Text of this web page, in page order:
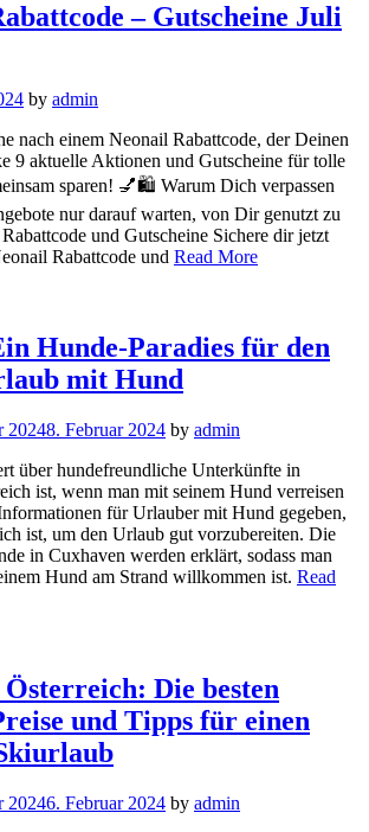
– Gutscheine Juli
by admin
nach einem Neonail Rabattcode, der Deinen
9 aktuelle Aktionen und Gutscheine für tolle
sparen! 💅🛍️ Warum Dich verpassen
nur darauf warten, von Dir genutzt zu
und Gutscheine Sichere dir jetzt
Rabattcode und Read More
Hunde-Paradies für den
mit Hund
20248. Februar 2024 by admin
über hundefreundliche Unterkünfte in
ist, wenn man mit seinem Hund verreisen
für Urlauber mit Hund gegeben,
ist, um den Urlaub gut vorzubereiten. Die
in Cuxhaven werden erklärt, sodass man
Hund am Strand willkommen ist. Read
Die besten
und Tipps für einen
20246. Februar 2024 by admin